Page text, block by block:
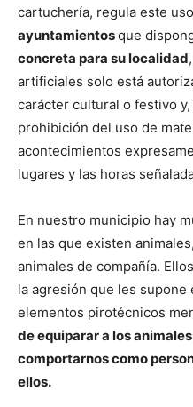
cartuchería, regula este
ayuntamientosque
concreta para su localidad
artificiales solo está
carácter cultural o festivo
prohibición del uso de
acontecimientos
lugares y las horas
En nuestro municipio hay
en las que existen
animales de compañía.
la agresión que les
elementos pirotécnicos
de equiparar a los
comportarnos como
ellos.